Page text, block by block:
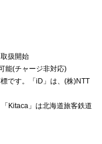
扱開始
能(チャージ非対応)
です。「iD」は、(株)NTT
Kitaca」は北海道旅客鉄道